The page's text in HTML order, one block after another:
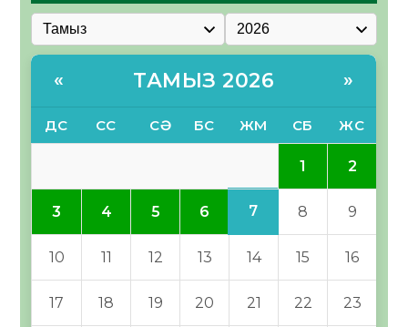
« ТАМЫЗ 2026 »
ДС СС СӘ БС ЖМ СБ ЖС
1 2
3 4 5 6 7 8 9
10 11 12 13 14 15 16
17 18 19 20 21 22 23